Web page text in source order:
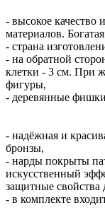
- высокое качество
материалов.
- страна
- на обратной
клетки - 3 см. При
фигуры,
- деревянные
- надёжная и
бронзы,
- нарды покрыты
искусственный
защитные свойства
- в комплекте